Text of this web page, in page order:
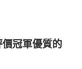
冠軍優質的